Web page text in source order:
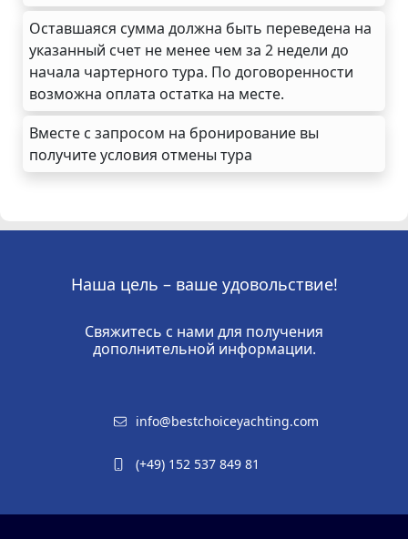
Оставшаяся сумма должна быть переведена на
указанный счет не менее чем за 2 недели до
начала чартерного тура. По договоренности
возможна оплата остатка на месте.
Вместе с запросом на бронирование вы
получите условия отмены тура
Наша цель – ваше удовольствие!
Свяжитесь с нами для получения
дополнительной информации.
info@bestchoiceyachting.com
(+49) 152 537 849 81